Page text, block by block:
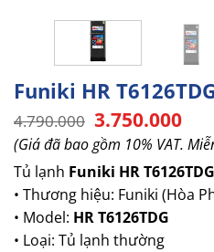
Funiki HR
4.790.000 Giá
gốc
là:
4.790.000.
3.750.000Giá
hiện
tại
là:
(Giá đã bao gồm 10% VAT.
Tủ lạnh Funiki HR T6126TDG
• Thương hiệu: Funiki (Hòa
• Model: HR T6126TDG
• Loại: Tủ lạnh thường